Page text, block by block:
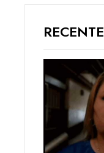
RECENTE